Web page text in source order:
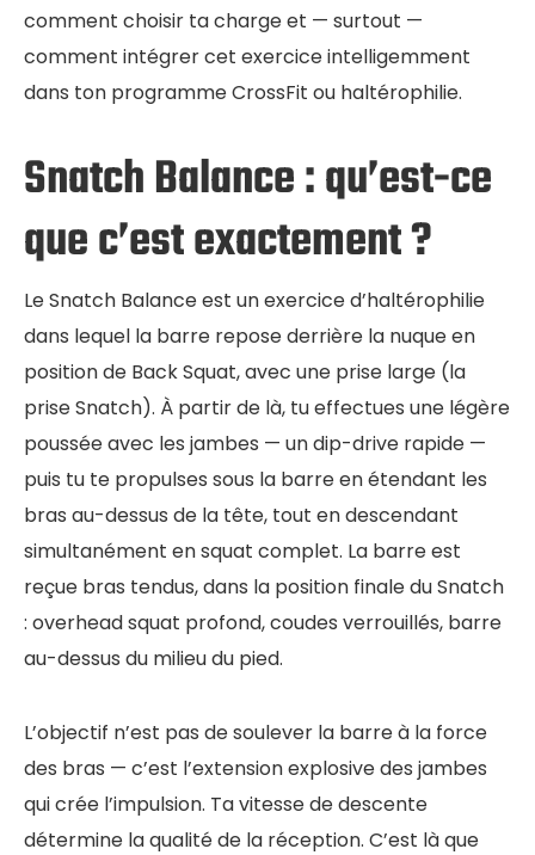
comment choisir ta charge et — surtout —
comment intégrer cet exercice intelligemment
dans ton programme CrossFit ou haltérophilie.
Snatch Balance : qu’est-ce
que c’est exactement ?
Le Snatch Balance est un exercice d’haltérophilie
dans lequel la barre repose derrière la nuque en
position de Back Squat, avec une prise large (la
prise Snatch). À partir de là, tu effectues une légère
poussée avec les jambes — un dip-drive rapide —
puis tu te propulses sous la barre en étendant les
bras au-dessus de la tête, tout en descendant
simultanément en squat complet. La barre est
reçue bras tendus, dans la position finale du Snatch
: overhead squat profond, coudes verrouillés, barre
au-dessus du milieu du pied.
L’objectif n’est pas de soulever la barre à la force
des bras — c’est l’extension explosive des jambes
qui crée l’impulsion. Ta vitesse de descente
détermine la qualité de la réception. C’est là que